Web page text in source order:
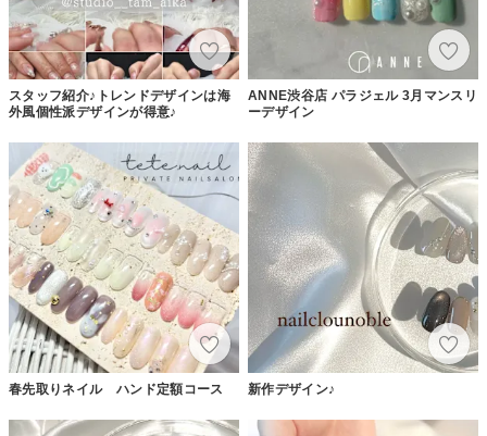
スタッフ紹介♪トレンドデザインは海
外風個性派デザインが得意♪
ANNE渋谷店 パラジェル 3月マンスリ
ーデザイン
春先取りネイル ハンド定額コース 新作デザイン♪